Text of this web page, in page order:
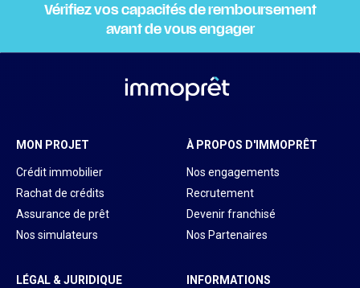
Vérifiez vos capacités de remboursement
avant de vous engager
MON PROJET
Crédit immobilier
Rachat de crédits
Assurance de prêt
Nos simulateurs
À PROPOS D'IMMOPRÊT
Nos engagements
Recrutement
Devenir franchisé
Nos Partenaires
LÉGAL & JURIDIQUE INFORMATIONS